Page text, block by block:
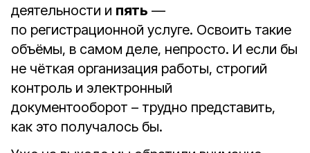
деятельности и пять —
по регистрационной услуге. Освоить такие
объёмы, в самом деле, непросто. И если бы
не чёткая организация работы, строгий
контроль и электронный
документооборот – трудно представить,
как это получалось бы.